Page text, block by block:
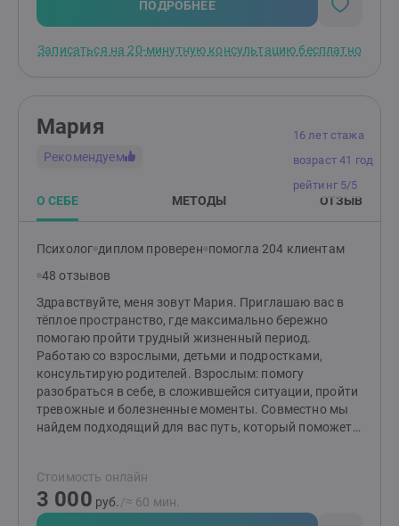
не верит в психологию; теми, кого заставили прийти;
тяжёлыми психиатрическими диагнозами; любыми
партнёрами в отношениях.
ПОДРОБНЕЕ
Записаться на 20-минутную консультацию бесплатно
16 лет стажа
возраст 41 год
рейтинг 5/5
Мария
Рекомендуем
О СЕБЕ МЕТОДЫ ОТЗЫВ
Психолог диплом проверен помогла 204 клиентам
48 отзывов
Здравствуйте, меня зовут Мария. Приглашаю вас в
тёплое пространство, где максимально бережно
помогаю пройти трудный жизненный период.
Работаю со взрослыми, детьми и подростками,
консультирую родителей. Взрослым: помогу
разобраться в себе, в сложившейся ситуации, пройти
тревожные и болезненные моменты. Совместно мы
найдем подходящий для вас путь, который поможет
страхами, вспышками гнева, эмоциональной
чувствительностью и ранимостью, обрести
уверенность, улучшить отношения с окружающими.
Стоимость онлайн
3 000 руб. /≈ 60 мин.